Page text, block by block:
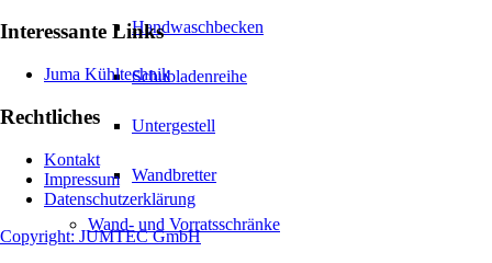
Handwaschbecken
Schubladenreihe
Untergestell
Wandbretter
Wand- und Vorratsschränke
Interessante Links
Juma Kühltechnik
Rechtliches
Kontakt
Impressum
Datenschutzerklärung
Copyright: JUMTEC GmbH